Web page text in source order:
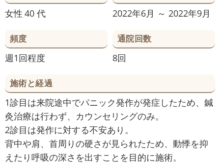
女性 40 代 2022年6月 ～ 2022年9月
頻度
週1回程度
通院回数
8回
施術と経過
1診目は来院途中でパニック発作が発症したため、鍼
灸治療は行わず、カウンセリングのみ。
2診目は発作に対する不安あり。
背中や肩、首周りの硬さが見られたため、動悸を抑
えたり呼吸の深さを出すことを目的に施術。